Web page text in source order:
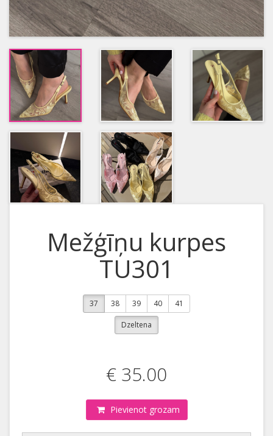
Mežģīņu kurpes
TU301
37 38 39 40 41
Dzeltena
€ 35.00
Pievienot grozam